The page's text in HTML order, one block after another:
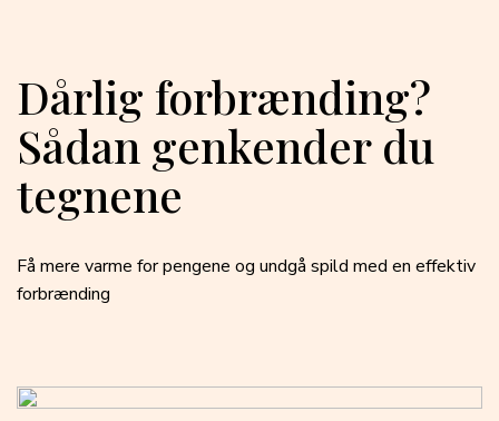
Dårlig forbrænding?
Sådan genkender du
tegnene
Få mere varme for pengene og undgå spild med en effektiv
forbrænding